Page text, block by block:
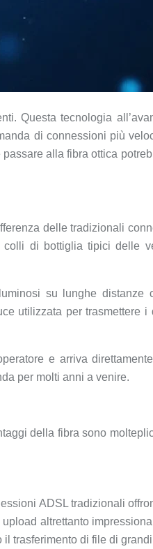
Questa tecnologia
di connessioni più
alla fibra ottica
delle tradizionali
di bottiglia tipici delle
su lunghe distanze
utilizzata per trasmettere
e arriva
per molti anni a venire.
della fibra sono
ADSL tradizionali
altrettanto
trasferimento di file di